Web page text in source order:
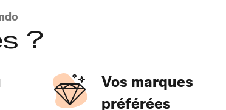
?
Vos marques
préférées